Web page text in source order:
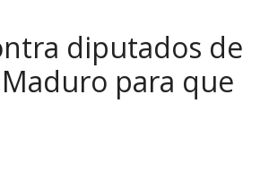
diputados de
para que